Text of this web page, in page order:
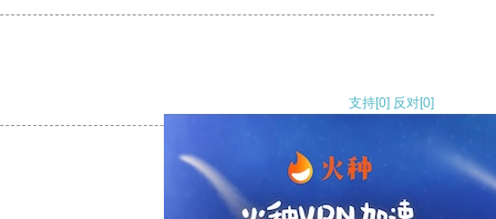
支持[0] 反对[0]
支持[0] 反对